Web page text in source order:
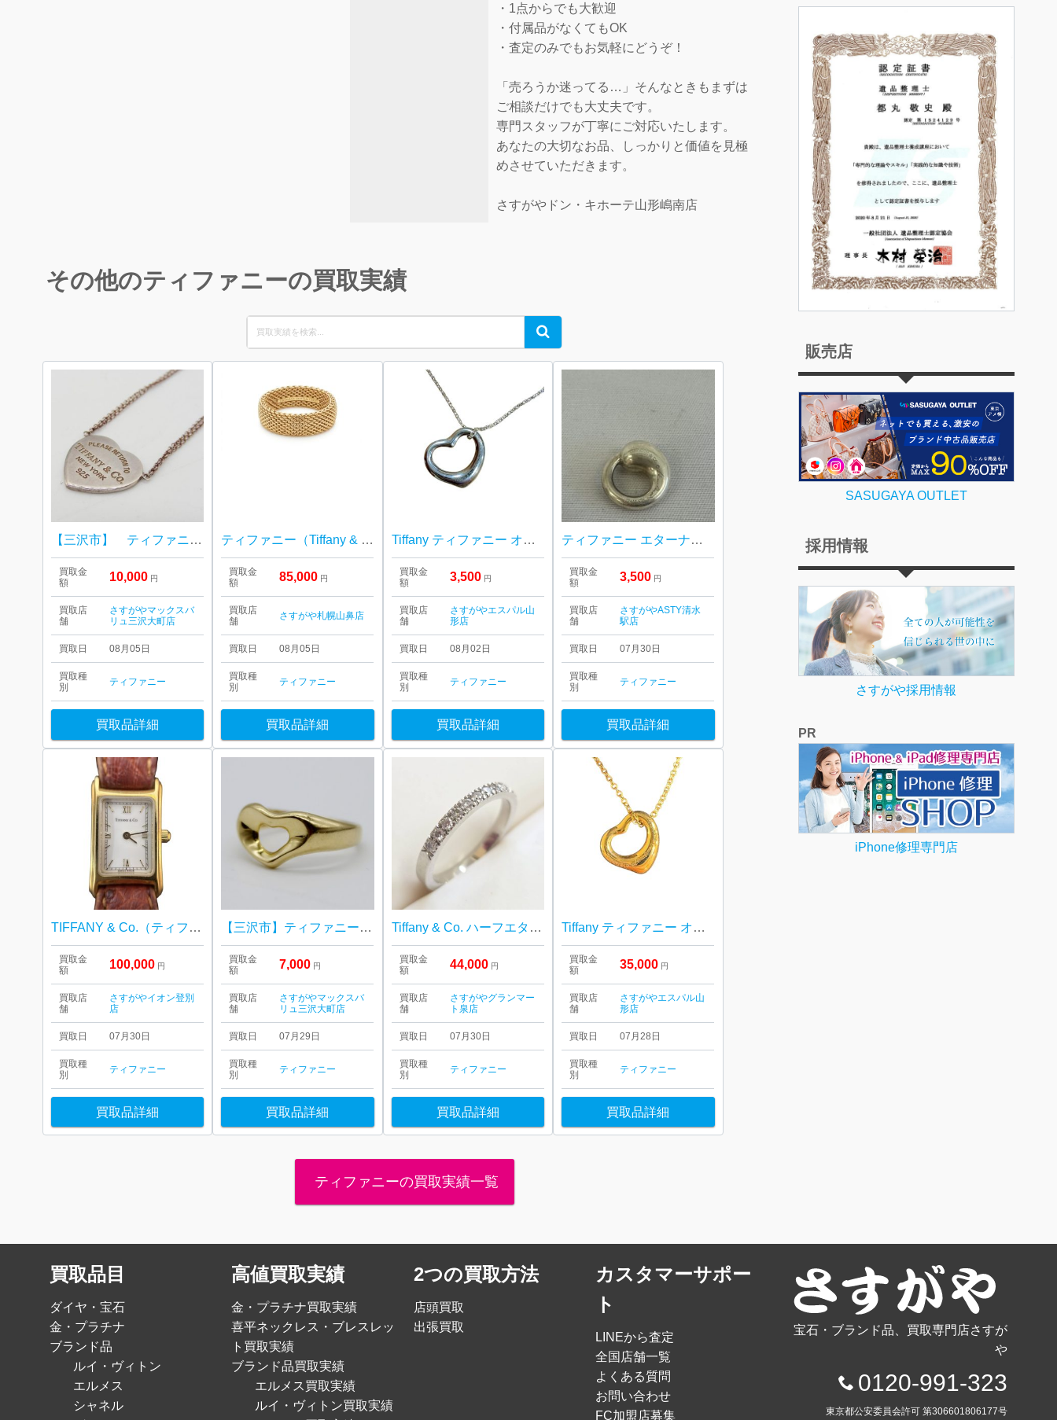
・1点からでも大歓迎
・付属品がなくてもOK
・査定のみでもお気軽にどうぞ！
「売ろうか迷ってる…」そんなときもまずは
ご相談だけでも大丈夫です。
専門スタッフが丁寧にご対応いたします。
あなたの大切なお品、しっかりと価値を見極
めさせていただきます。
さすがやドン・キホーテ山形嶋南店
その他のティファニーの買取実績
Search
for:
Search
【三沢市】 ティファニー リターントゥハート ネックレス をお買取り致しました！
買取金
額
10,000 円
買取店
舗
さすがやマックスバ
リュ三沢大町店
買取日 08月05日
買取種
別
ティファニー
買取品詳細
ティファニー（Tiffany & Co.） エルサ・ペレッティ メッシュ リング
買取金
額
85,000 円
買取店
舗
さすがや札幌山鼻店
買取日 08月05日
買取種
別
ティファニー
買取品詳細
Tiffany ティファニー オープンハート ネックレス シルバー
買取金
額
3,500 円
買取店
舗
さすがやエスパル山
形店
買取日 08月02日
買取種
別
ティファニー
買取品詳細
ティファニー エターナル サークル
買取金
額
3,500 円
買取店
舗
さすがやASTY清水
駅店
買取日 07月30日
買取種
別
ティファニー
買取品詳細
TIFFANY & Co.（ティファニー）時計 K18 18金 レクタンギュラー
買取金
額
100,000 円
買取店
舗
さすがやイオン登別
店
買取日 07月30日
買取種
別
ティファニー
買取品詳細
【三沢市】ティファニー オープンハートリング をお買取り致しました！
買取金
額
7,000 円
買取店
舗
さすがやマックスバ
リュ三沢大町店
買取日 07月29日
買取種
別
ティファニー
買取品詳細
Tiffany & Co. ハーフエタニティリング
買取金
額
44,000 円
買取店
舗
さすがやグランマー
ト泉店
買取日 07月30日
買取種
別
ティファニー
買取品詳細
Tiffany ティファニー オープンハートネックレス
買取金
額
35,000 円
買取店
舗
さすがやエスパル山
形店
買取日 07月28日
買取種
別
ティファニー
買取品詳細
ティファニーの買取実績一覧
販売店
SASUGAYA OUTLET
採用情報
さすがや採用情報
PR
iPhone修理専門店
買取品目
ダイヤ・宝石
金・プラチナ
ブランド品
ルイ・ヴィトン
エルメス
シャネル
高値買取実績
金・プラチナ買取実績
喜平ネックレス・ブレスレッ
ト買取実績
ブランド品買取実績
エルメス買取実績
ルイ・ヴィトン買取実績
2つの買取方法
店頭買取
出張買取
カスタマーサポー
ト
LINEから査定
全国店舗一覧
よくある質問
お問い合わせ
FC加盟店募集
宝石・ブランド品、買取専門店さすが
や
0120-991-323
東京都公安委員会許可 第306601806177号